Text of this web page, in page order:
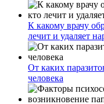
К какому врачу
лечит и удаляет
От каких
человека